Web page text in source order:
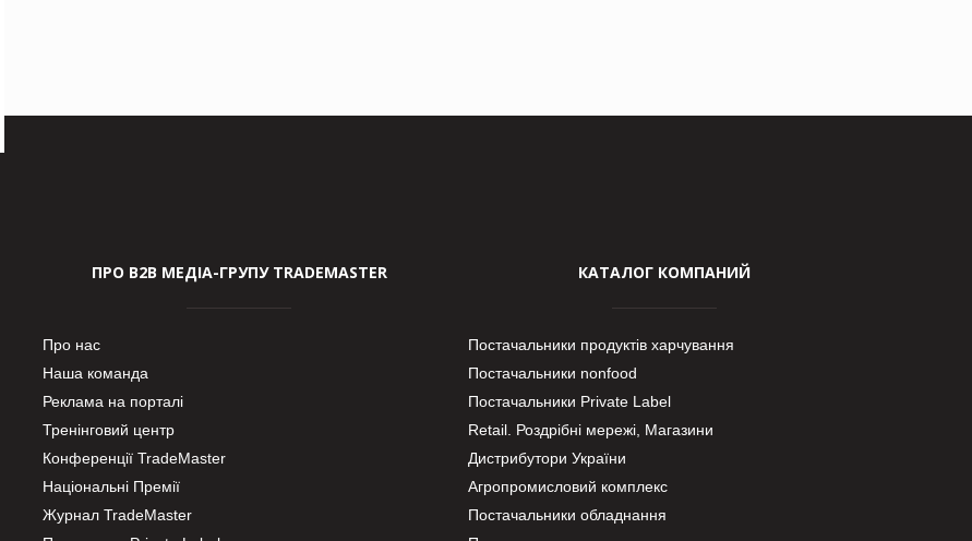
ПРО В2В МЕДІА-ГРУПУ TRADEMASTER
Про нас
Наша команда
Реклама на порталі
Тренінговий центр
Конференції TradeMaster
Національні Премії
Журнал TradeMaster
КАТАЛОГ КОМПАНИЙ
Постачальники продуктів харчування
Постачальники nonfood
Постачальники Private Label
Retail. Роздрібні мережі, Магазини
Дистрибутори України
Агропромисловий комплекс
Постачальники обладнання